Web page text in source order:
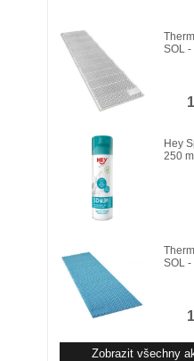
SOL
Hey
250 ml
SOL -
Zobrazit všechny